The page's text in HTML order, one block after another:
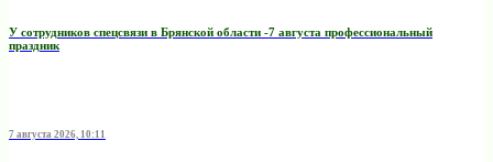
У сотрудников спецсвязи в Брянской области -7 августа профессиональный
праздник
7 августа 2026, 10:11